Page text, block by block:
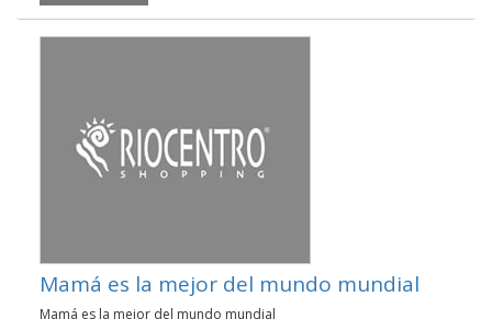
Mamá es la mejor del mundo mundial
Mamá es la mejor del mundo mundial